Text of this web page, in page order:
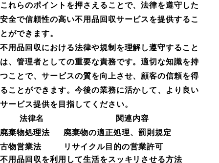
これらのポイントを押さえることで、法律を遵守した
安全で信頼性の高い不用品回収サービスを提供するこ
とができます。
不用品回収における法律や規制を理解し遵守すること
は、管理者としての重要な責務です。適切な知識を持
つことで、サービスの質を向上させ、顧客の信頼を得
ることができます。今後の業務に活かして、より良い
サービス提供を目指してください。
法律名
関連内容
廃棄物処理法
廃棄物の適正処理、罰則規定
古物営業法
リサイクル目的の営業許可
不用品回収を利用して生活をスッキリさせる方法